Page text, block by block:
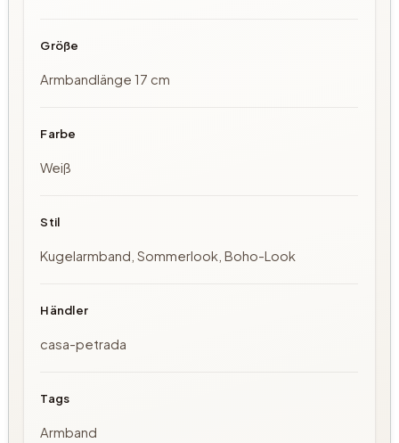
Größe
Armbandlänge 17 cm
Farbe
Weiß
Stil
Kugelarmband, Sommerlook, Boho-Look
Händler
casa-petrada
Tags
Armband